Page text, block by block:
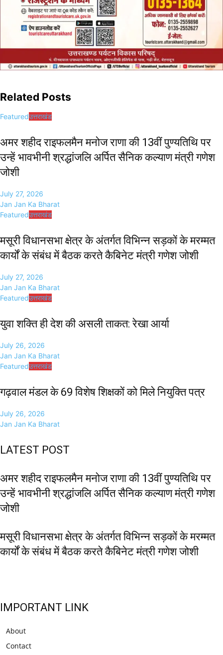
Related Posts
Featuredउत्तराखंड
अमर शहीद राइफलमैन मनोज राणा की 13वीं पुण्यतिथि पर
उन्हें भावभीनी श्रद्धांजलि अर्पित सैनिक कल्याण मंत्री गणेश
जोशी
July 27, 2026
Jan Jan Ka Bharat
Featuredउत्तराखंड
मसूरी विधानसभा क्षेत्र के अंतर्गत विभिन्न सड़कों के मरम्मत
कार्यों के संबंध में बैठक करते कैबिनेट मंत्री गणेश जोशी
July 27, 2026
Jan Jan Ka Bharat
Featuredउत्तराखंड
युवा शक्ति ही देश की असली ताकत: रेखा आर्या
July 26, 2026
Jan Jan Ka Bharat
Featuredउत्तराखंड
गढ़वाल मंडल के 69 विशेष शिक्षकों को मिले नियुक्ति पत्र
July 26, 2026
Jan Jan Ka Bharat
LATEST POST
अमर शहीद राइफलमैन मनोज राणा की 13वीं पुण्यतिथि पर
उन्हें भावभीनी श्रद्धांजलि अर्पित सैनिक कल्याण मंत्री गणेश
जोशी
मसूरी विधानसभा क्षेत्र के अंतर्गत विभिन्न सड़कों के मरम्मत
कार्यों के संबंध में बैठक करते कैबिनेट मंत्री गणेश जोशी
IMPORTANT LINK
About
Contact